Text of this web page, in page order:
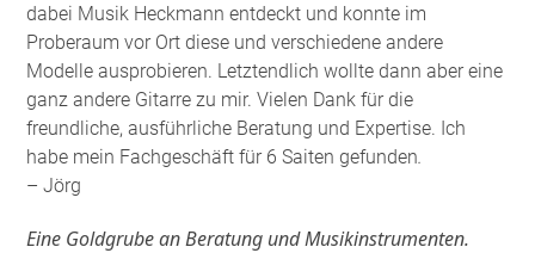
dabei Musik Heckmann entdeckt und konnte im
Proberaum vor Ort diese und verschiedene andere
Modelle ausprobieren. Letztendlich wollte dann aber eine
ganz andere Gitarre zu mir. Vielen Dank für die
freundliche, ausführliche Beratung und Expertise. Ich
habe mein Fachgeschäft für 6 Saiten gefunden
– Jörg
Eine Goldgrube an Beratung und Musikinstrumenten.